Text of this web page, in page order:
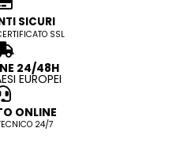
SICURI
SSL
24/48H
EUROPEI
ONLINE
24/7